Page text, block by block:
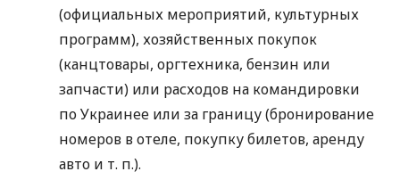
(официальных мероприятий, культурных
программ), хозяйственных покупок
(канцтовары, оргтехника, бензин или
запчасти) или расходов на командировки
по Украинее или за границу (бронирование
номеров в отеле, покупку билетов, аренду
авто и т. п.).